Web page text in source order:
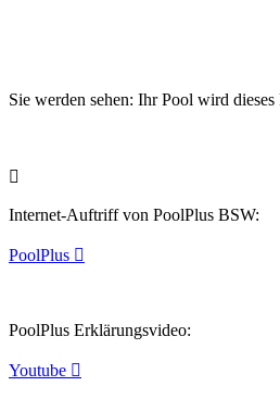
Sie werden sehen: Ihr Pool wird dieses

Internet-Auftriff von PoolPlus BSW:
PoolPlus 
PoolPlus Erklärungsvideo:
Youtube 